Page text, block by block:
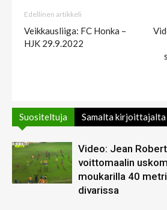
Edellinen artikkeli
Veikkausliiga: FC Honka –
HJK 29.9.2022
Suositeltuja Samalta kirjoittajalta
Video: Jean
voittomaalin
moukarilla 40
divarissa